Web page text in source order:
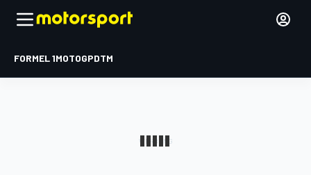
FORMEL 1MOTOGPDTM